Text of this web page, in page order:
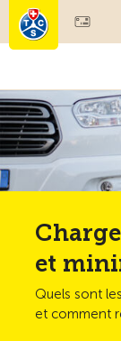
Membres &
Tests, sécurité &
et
Quels sont
et comment